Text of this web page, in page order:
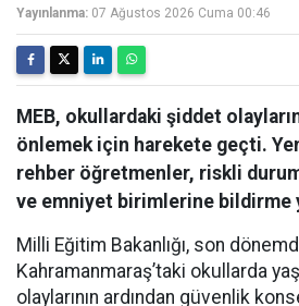
Yayınlanma: 07 Ağustos 2026 Cuma 00:46
MEB, okullardaki şiddet
önlemek için harekete geçti.
rehber öğretmenler, riskli
ve emniyet birimlerine bildirme
Milli Eğitim Bakanlığı, son
Kahramanmaraş’taki okullarda
olaylarının ardından güvenlik